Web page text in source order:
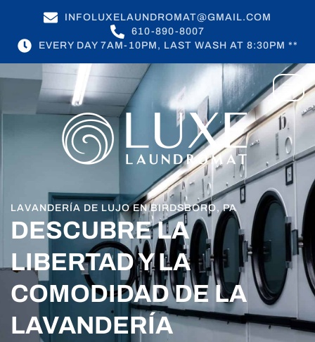
INFOLUXELAUNDROMAT@GMAIL.COM
610-890-8007
EVERY DAY 7AM-10PM, LAST WASH AT 8:30PM **
LAVANDERÍA DE LUJO EN BIRDSBORO, PA
DESCUBRE LA
LIBERTAD Y LA
COMODIDAD DE LA
LAVANDERÍA